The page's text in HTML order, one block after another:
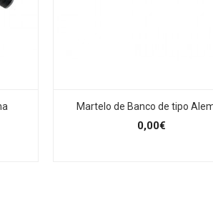
Martelo de Banco de tipo
0,00€